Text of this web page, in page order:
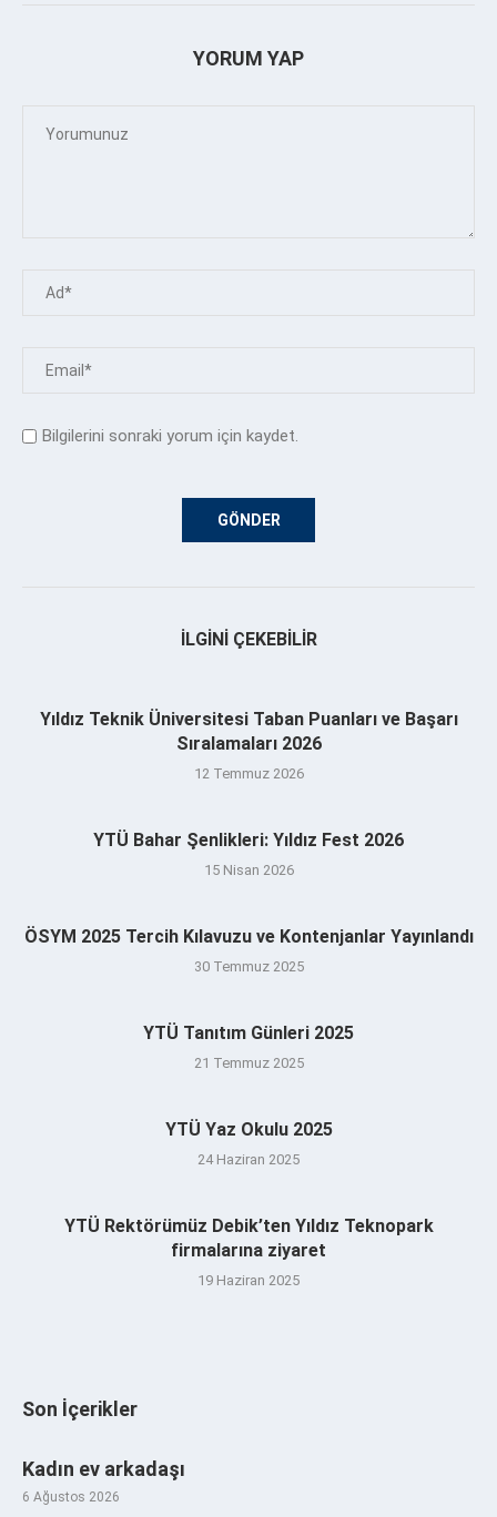
YORUM YAP
Bilgilerini sonraki yorum için kaydet.
İLGINI ÇEKEBILIR
Yıldız Teknik Üniversitesi Taban Puanları ve Başarı
Sıralamaları 2026
12 Temmuz 2026
YTÜ Bahar Şenlikleri: Yıldız Fest 2026
15 Nisan 2026
ÖSYM 2025 Tercih Kılavuzu ve Kontenjanlar Yayınlandı
30 Temmuz 2025
YTÜ Tanıtım Günleri 2025
21 Temmuz 2025
YTÜ Yaz Okulu 2025
24 Haziran 2025
YTÜ Rektörümüz Debik’ten Yıldız Teknopark
firmalarına ziyaret
19 Haziran 2025
Son İçerikler
Kadın ev arkadaşı
6 Ağustos 2026